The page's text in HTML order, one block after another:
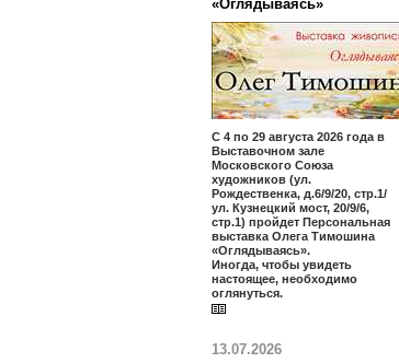
«Оглядываясь»
С 4 по 29 августа 2026 года в
Выставочном зале
Московского Союза
художников (ул.
Рождественка, д.6/9/20, стр.1/
ул. Кузнецкий мост, 20/9/6,
стр.1) пройдет Персональная
выставка Олега Тимошина
«Оглядываясь».
Иногда, чтобы увидеть
настоящее, необходимо
оглянуться.
13.07.2026